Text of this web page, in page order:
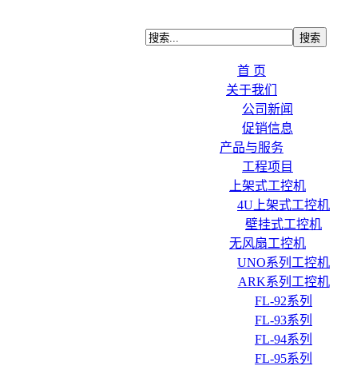
首 页
关于我们
公司新闻
促销信息
产品与服务
工程项目
上架式工控机
4U上架式工控机
壁挂式工控机
无风扇工控机
UNO系列工控机
ARK系列工控机
FL-92系列
FL-93系列
FL-94系列
FL-95系列